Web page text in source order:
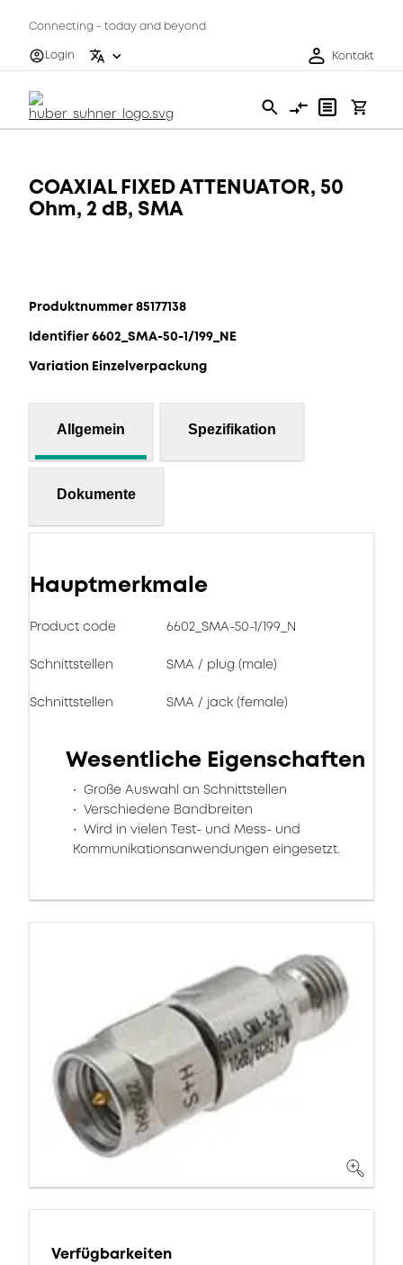
Connecting - today and beyond
Login
Kontakt
COAXIAL FIXED ATTENUATOR, 50
Ohm, 2 dB, SMA
Produktnummer 85177138
Identifier 6602_SMA-50-1/199_NE
Variation Einzelverpackung
Allgemein Spezifikation
Dokumente
Hauptmerkmale
Product code 6602_SMA-50-1/199_N
Schnittstellen SMA / plug (male)
Schnittstellen SMA / jack (female)
Wesentliche Eigenschaften
Große Auswahl an Schnittstellen
Verschiedene Bandbreiten
Wird in vielen Test- und Mess- und
Kommunikationsanwendungen eingesetzt.
Verfügbarkeiten